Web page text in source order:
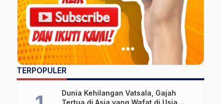
TERPOPULER
Dunia Kehilangan Vatsala, Gajah
Tertua di Asia yang Wafat di Usia